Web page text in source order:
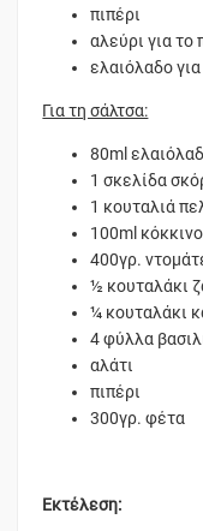
πιπέρι
αλεύρι για το
ελαιόλαδο
Για τη σάλτσα:
80ml
1 σκελίδα
1 κουταλιά
100ml
400γρ.
½ κουταλάκι
¼ κουταλάκι
4 φύλλα
αλάτι
πιπέρι
300γρ. φέτα
Εκτέλεση: